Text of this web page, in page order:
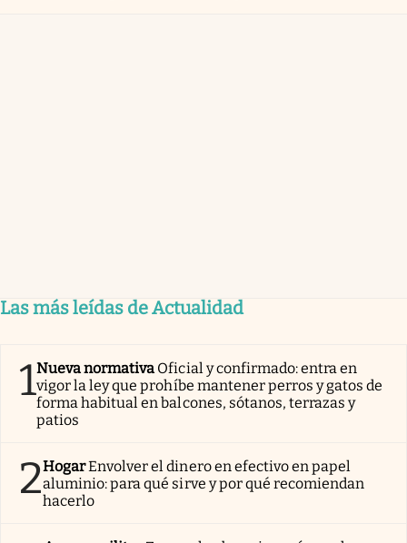
Las más leídas de Actualidad
1Nueva normativa Oficial y confirmado: entra en
vigor la ley que prohíbe mantener perros y gatos de
forma habitual en balcones, sótanos, terrazas y
patios
2HogarEnvolver el dinero en efectivo en papel
aluminio: para qué sirve y por qué recomiendan
hacerlo